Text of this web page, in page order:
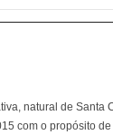
natural de Santa
com o propósito